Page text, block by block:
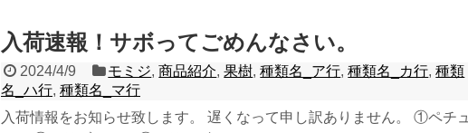
入荷速報！サボってごめんなさい。
2024/4/9 モミジ,商品紹介,果樹,種類名_ア行,種類名_カ行,種類
名_ハ行, 種類名_マ行
入荷情報をお知らせ致します。 遅くなって申し訳ありません。 ①ペチュ